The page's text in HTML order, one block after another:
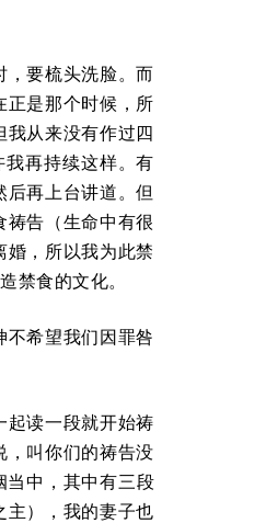
，要梳头洗脸。而
正是那个时候，所
从来没有作过四
再持续这样。有
再上台讲道。但
告（生命中有很
，所以我为此禁
禁食的文化。
希望我们因罪咎
起读一段就开始祷
，叫你们的祷告没
当中，其中有三段
主），我的妻子也